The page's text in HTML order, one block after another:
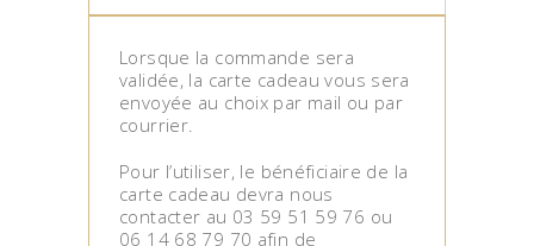
Lorsque la commande sera
validée, la carte cadeau vous sera
envoyée au choix par mail ou par
courrier.
Pour l’utiliser, le bénéficiaire de la
carte cadeau devra nous
contacter au 03 59 51 59 76 ou
06 14 68 79 70 afin de